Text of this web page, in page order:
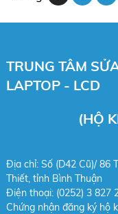
TRUNG TÂM
LAPTOP - LCD
(HỘ KINH
Địa chỉ: Số (D42 Cũ)/ 86
Thiết, tỉnh Bình Thuận
Điện thoại: (0252) 3 827
Chứng nhận đăng ký hộ